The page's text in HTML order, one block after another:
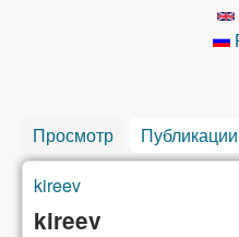
Просмотр Публикации
Вы здесь
kireev
kireev